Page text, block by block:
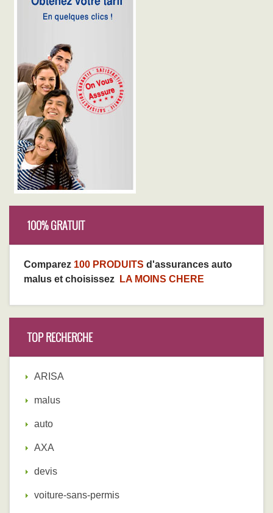
100% GRATUIT
Comparez 100 PRODUITS d'assurances auto
malus et choisissez
LA MOINS CHERE
TOP RECHERCHE
ARISA
malus
auto
AXA
devis
voiture-sans-permis